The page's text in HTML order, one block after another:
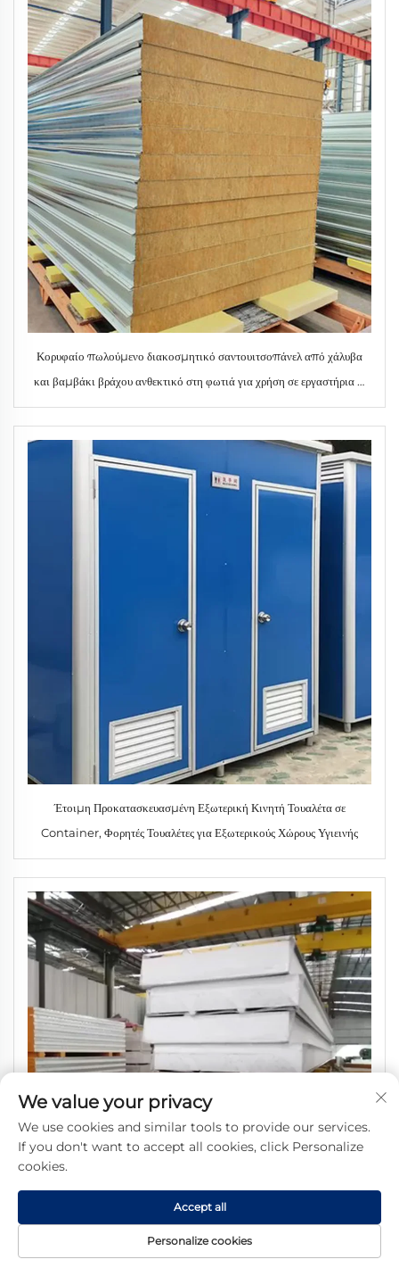
Κορυφαίο πωλούμενο διακοσμητικό σαντουιτσοπάνελ από χάλυβα
και βαμβάκι βράχου ανθεκτικό στη φωτιά για χρήση σε εργαστήρια &
ξενοδοχεία
Έτοιμη Προκατασκευασμένη Εξωτερική Κινητή Τουαλέτα σε
Container, Φορητές Τουαλέτες για Εξωτερικούς Χώρους Υγιεινής
Ελαφρύ πάνελ οροφής σάντουιτς με πυρήνα EPS 200 mm, ανθεκτικό
We value your privacy
We use cookies and similar tools to provide our services.
If you don't want to accept all cookies, click Personalize
cookies.
Personalize cookies
Accept all